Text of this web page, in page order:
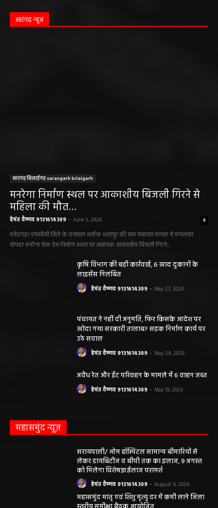
सारंगढ़ न्यूज़
सारंगढ़ बिलाईगढ़ sarangarh bilaigarh
मनरेगा निर्माण स्थल पर आकाशीय बिजली गिरने से
महिला की मौत…
हेमंत वैष्णव 9131614309 - June 3, 2026 0
मनेंद्रगढ़। एमसीबी जिले के वनांचल ब्लॉक भरतपुर की ग्राम पंचायत चरखर में मंगलवार
दोपहर मनरेगा चेक डेम निर्माण स्थल पर अचानक आकाशीय बिजली गिरने...
कृषि विभाग की बड़ी कार्रवाई, 6 खाद दुकानों के
लाइसेंस निलंबित
हेमंत वैष्णव 9131614309 - May 27, 2026
पंचायत ने नहीं दी अनुमति, फिर किसके आदेश पर
खोदा गया सरकारी तालाब? सड़क निर्माण कार्य पर
उठे सवाल
हेमंत वैष्णव 9131614309 - May 24, 2026
अवैध रेत और ईंट परिवहन के मामले में 6 वाहन जब्त
हेमंत वैष्णव 9131614309 - May 19, 2026
महासमुंद न्यूज़
सरायपाली/ ओम हॉस्पिटल सामान्य बीमारियों से
लेकर डायबिटीज व बीपी तक का इलाज, 9 अगस्त
को मिलेगा विशेषज्ञ ईलाज परामर्श
हेमंत वैष्णव 9131614309 - August 6, 2026
महासमुंद मातृ एवं शिशु मृत्यु दर में कमी लाने जिला